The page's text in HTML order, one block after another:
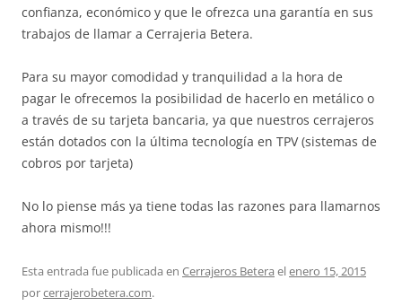
confianza, económico y que le ofrezca una garantía en sus
trabajos de llamar a Cerrajeria Betera.
Para su mayor comodidad y tranquilidad a la hora de
pagar le ofrecemos la posibilidad de hacerlo en metálico o
a través de su tarjeta bancaria, ya que nuestros cerrajeros
están dotados con la última tecnología en TPV (sistemas de
cobros por tarjeta)
No lo piense más ya tiene todas las razones para llamarnos
ahora mismo!!!
Esta entrada fue publicada en Cerrajeros Betera elenero 15, 2015
porcerrajerobetera.com.